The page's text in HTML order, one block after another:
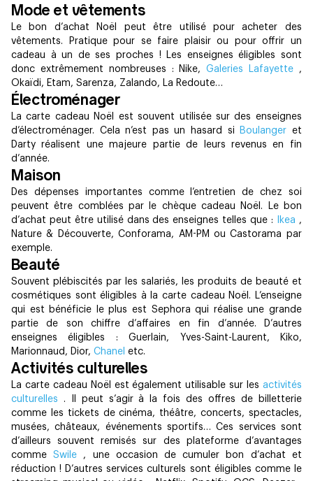
Mode et vêtements
Le bon d’achat Noël peut être utilisé pour acheter des
vêtements. Pratique pour se faire plaisir ou pour offrir un
cadeau à un de ses proches ! Les enseignes éligibles sont
donc extrêmement nombreuses : Nike,Galeries Lafayette ,
Okaïdi, Etam, Sarenza, Zalando, La Redoute… ‍
Électroménager
La carte cadeau Noël est souvent utilisée sur des enseignes
d’électroménager. Cela n’est pas un hasard si
Boulanger et
Darty réalisent une majeure partie de leurs revenus en fin
d’année. ‍
Maison
Des dépenses importantes comme l’entretien de chez soi
peuvent être comblées par le chèque cadeau Noël. Le bon
d’achat peut être utilisé dans des enseignes telles que :
Ikea ,
Nature & Découverte, Conforama, AM-PM ou Castorama par
exemple. ‍
Beauté
Souvent plébiscités par les salariés, les produits de beauté et
cosmétiques sont éligibles à la carte cadeau Noël. L’enseigne
qui est bénéficie le plus est Sephora qui réalise une grande
partie de son chiffre d’affaires en fin d’année. D’autres
enseignes éligibles : Guerlain, Yves-Saint-Laurent, Kiko,
Marionnaud, Dior, Chanel etc. ‍
Activités culturelles
La carte cadeau Noël est également utilisable sur les activités
culturelles . Il peut s’agir à la fois des offres de billetterie
comme les tickets de cinéma, théâtre, concerts, spectacles,
musées, châteaux, événements sportifs… Ces services sont
d’ailleurs souvent remisés sur des plateforme d’avantages
commeSwile , une occasion de cumuler bon d’achat et
réduction ! D’autres services culturels sont éligibles comme le